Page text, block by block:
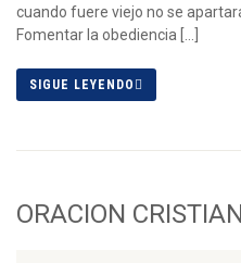
cuando fuere viejo no se
Fomentar la obediencia […]
SIGUE LEYENDO
ORACION